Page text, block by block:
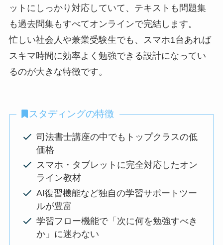
ットにしっかり対応していて、テキストも問題集
も過去問集もすべてオンラインで完結します。
忙しい社会人や兼業受験生でも、スマホ1台あれば
スキマ時間に効率よく勉強できる設計になってい
るのが大きな特徴です。
スタディングの特徴
司法書士講座の中でもトップクラスの低
価格
スマホ・タブレットに完全対応したオン
ライン教材
AI復習機能など独自の学習サポートツー
ルが豊富
学習フロー機能で「次に何を勉強すべき
か」に迷わない